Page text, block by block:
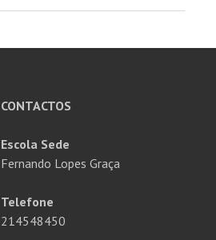
CONTACTOS
Escola Sede
Fernando Lopes Graça
Telefone
214548450